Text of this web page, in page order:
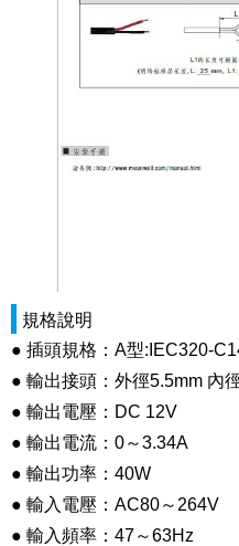
規格說明
● 插頭規格：A型:IEC320-
● 輸出接頭：外徑5.5mm 內
● 輸出電壓：DC 12V
● 輸出電流：0～3.34A
● 輸出功率：40W
● 輸入電壓：AC80～264V
● 輸入頻率：47～63Hz